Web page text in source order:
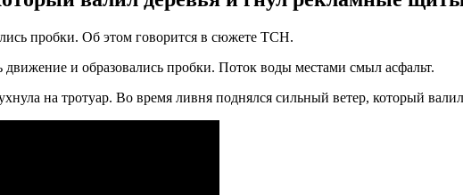
пробки. Об этом говорится в сюжете ТСН.
движение и образовались пробки. Поток воды местами смыл асфальт.
на тротуар. Во время ливня поднялся сильный ветер, который